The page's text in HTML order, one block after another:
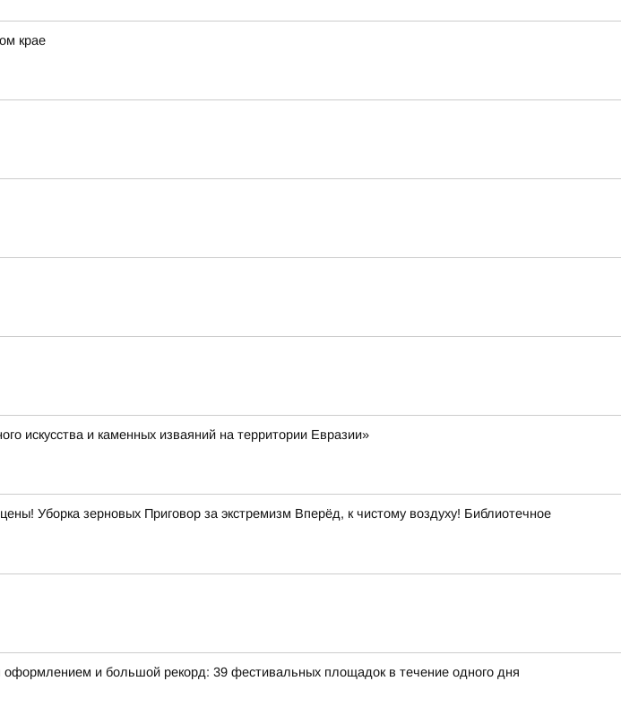
крае
искусства и каменных изваяний на территории Евразии»
зерновых Приговор за экстремизм Вперёд, к чистому воздуху! Библиотечное
и большой рекорд: 39 фестивальных площадок в течение одного дня